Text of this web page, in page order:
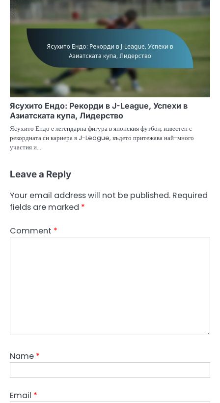
Ясухито Ендо: Рекорди в J-League, Успехи в
Азиатската купа, Лидерство
Ясухито Ендо е легендарна фигура в японския футбол, известен с
рекордната си кариера в J-League, където притежава най-много
участия и…
Leave a Reply
Your email address will not be published. Required
fields are marked *
Comment *
Name *
Email *